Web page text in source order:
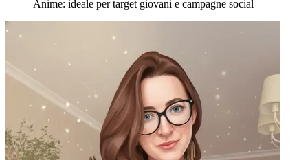
Anime: ideale per target giovani e campagne social